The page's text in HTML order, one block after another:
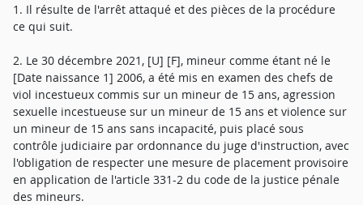
1. Il résulte de l'arrêt attaqué et des pièces de la procédure
ce qui suit.
2. Le 30 décembre 2021, [U] [F], mineur comme étant né le
[Date naissance 1] 2006, a été mis en examen des chefs de
viol incestueux commis sur un mineur de 15 ans, agression
sexuelle incestueuse sur un mineur de 15 ans et violence sur
un mineur de 15 ans sans incapacité, puis placé sous
contrôle judiciaire par ordonnance du juge d'instruction, avec
l'obligation de respecter une mesure de placement provisoire
en application de l'article 331-2 du code de la justice pénale
des mineurs.